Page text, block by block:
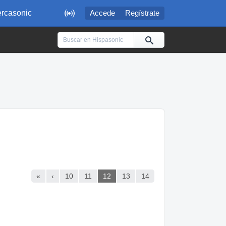
 Accede Regístrate
« ‹ 10 11 12 13 14